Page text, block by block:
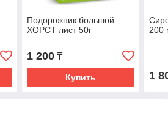
Подорожник большой
ХОРСТ лист 50г
1 200₸
Купить
200
1